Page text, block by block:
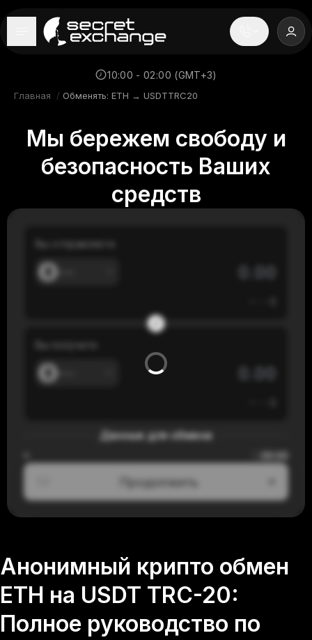
----
Новости
Репутация
Поддержка
10:00 - 02:00 (GMT+3)
Главная / Обменять: ETH → USDTTRC20
Мы бережем свободу и
безопасность Ваших
средств
Вы отправляете
Данные для обмена
Продолжить
Анонимный крипто обмен
ETH на USDT TRC-20:
Полное руководство по